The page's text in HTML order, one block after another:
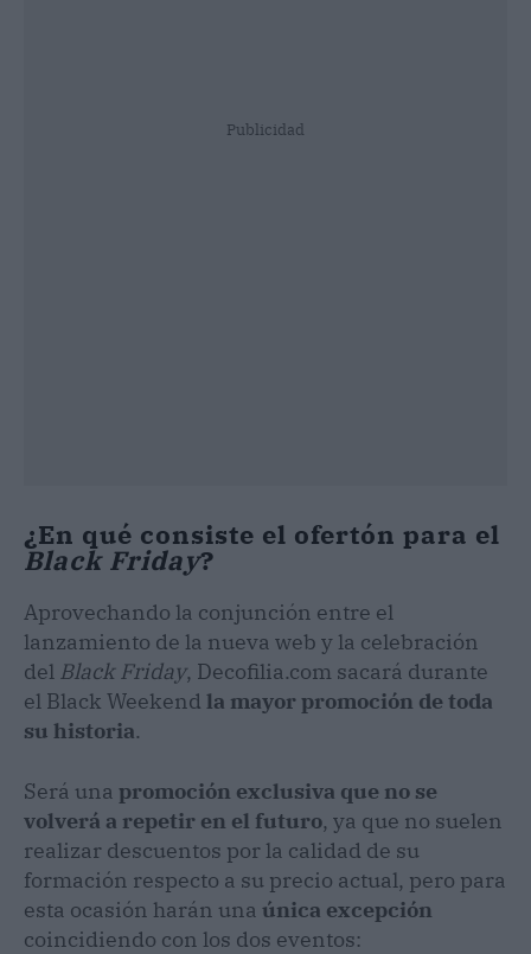
Publicidad
¿En qué consiste el ofertón para el
Black Friday?
Aprovechando la conjunción entre el
lanzamiento de la nueva web y la celebración
del Black Friday, Decofilia.com sacará durante
el Black Weekend la mayor promoción de toda
su historia.
Será una promoción exclusiva que no se
volverá a repetir en el futuro, ya que no suelen
realizar descuentos por la calidad de su
formación respecto a su precio actual, pero para
esta ocasión harán una única excepción
coincidiendo con los dos eventos: